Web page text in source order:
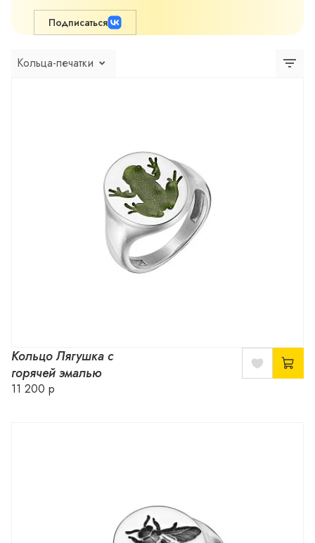
Подписаться
Кольца-печатки
Кольцо Лягушка с
горячей эмалью
11 200 р